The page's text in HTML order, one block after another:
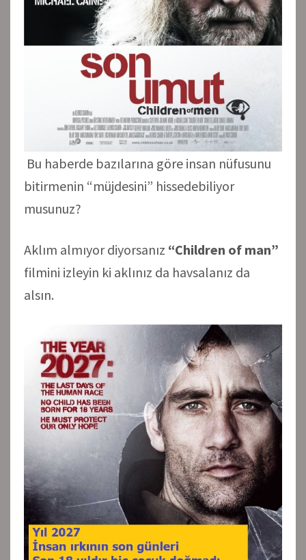
Bu haberde bazılarına göre insan nüfusunu
bitirmenin “müjdesini” hissedebiliyor
musunuz?
Aklım almıyor diyorsanız “Children of man”
filmini izleyin ki aklınız da havsalanız da
alsın.